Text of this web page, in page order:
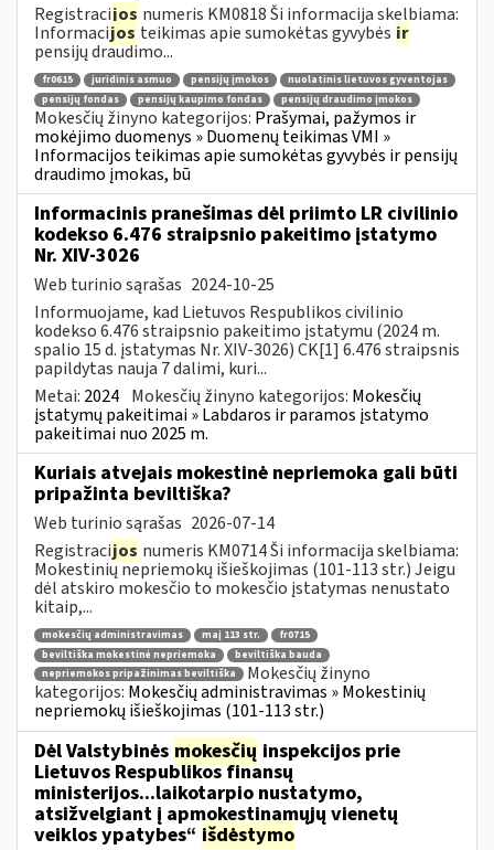
Registracijos numeris KM0818 Ši informacija skelbiama:
Informacijosteikimas apie sumokėtas gyvybės ir
pensijų draudimo...
fr0615 juridinis asmuo pensijų įmokos
nuolatinis lietuvos gyventojas
pensijų fondas
pensijų kaupimo fondas pensijų draudimo įmokos
Mokesčių žinyno kategorijos: Prašymai, pažymos ir
mokėjimo duomenys » Duomenų teikimas VMI »
Informacijos teikimas apie sumokėtas gyvybės ir pensijų
draudimo įmokas, bū
Informacinis pranešimas dėl priimto LR civilinio
kodekso 6.476 straipsnio pakeitimo įstatymo
Nr. XIV-3026
Web turinio sąrašas 2024-10-25
Informuojame, kad Lietuvos Respublikos civilinio
kodekso 6.476 straipsnio pakeitimo įstatymu (2024 m.
spalio 15 d. įstatymas Nr. XIV-3026) CK[1] 6.476 straipsnis
papildytas nauja 7 dalimi, kuri...
Metai: 2024 Mokesčių žinyno kategorijos: Mokesčių
įstatymų pakeitimai » Labdaros ir paramos įstatymo
pakeitimai nuo 2025 m.
Kuriais atvejais mokestinė nepriemoka gali būti
pripažinta beviltiška?
Web turinio sąrašas 2026-07-14
Registracijos numeris KM0714 Ši informacija skelbiama:
Mokestinių nepriemokų išieškojimas (101-113 str.) Jeigu
dėl atskiro mokesčio to mokesčio įstatymas nenustato
kitaip,...
mokesčių administravimas maį 113 str.
fr0715
beviltiška mokestinė nepriemoka
beviltiška bauda
nepriemokos pripažinimas beviltiška
Mokesčių žinyno
kategorijos: Mokesčių administravimas » Mokestinių
nepriemokų išieškojimas (101-113 str.)
Dėl Valstybinės mokesčių inspekcijos prie
Lietuvos Respublikos finansų
ministerijos...laikotarpio nustatymo,
atsižvelgiant į apmokestinamųjų vienetų
veiklos ypatybes“ išdėstymo